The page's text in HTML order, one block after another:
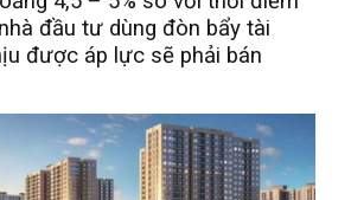
đầu tư dùng đòn bẩy tài
được áp lực sẽ phải bán